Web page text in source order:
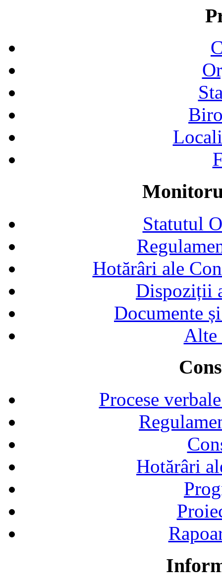
Statutul
Hotărâri ale
Dispoziții
Documente
Alte
Procese
Hotărâri